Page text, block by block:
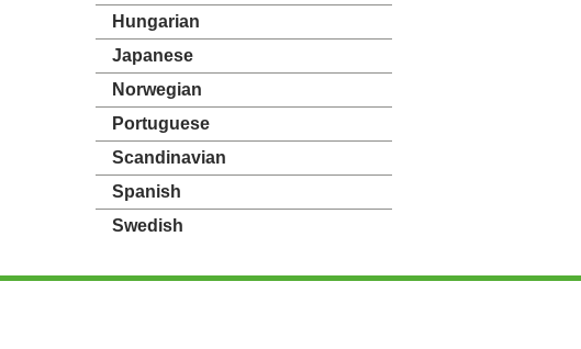
Hungarian
Japanese
Norwegian
Portuguese
Scandinavian
Spanish
Swedish